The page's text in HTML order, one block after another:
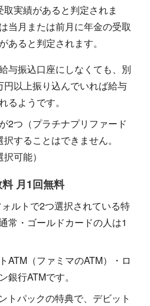
実績があると判定されま
当月または前月に年金の受取
あると判定されます。
与振込口座にしなくても、別
以上振り込んでいれば給与
るようです。
2つ（プラチナプリファード
することはできません。
可能）
月1回無料
ルトで2つ選択されている特
常・ゴールドカードの人は1
ATM（ファミマのATM）・ロ
銀行ATMです。
トパックの特典で、デビット